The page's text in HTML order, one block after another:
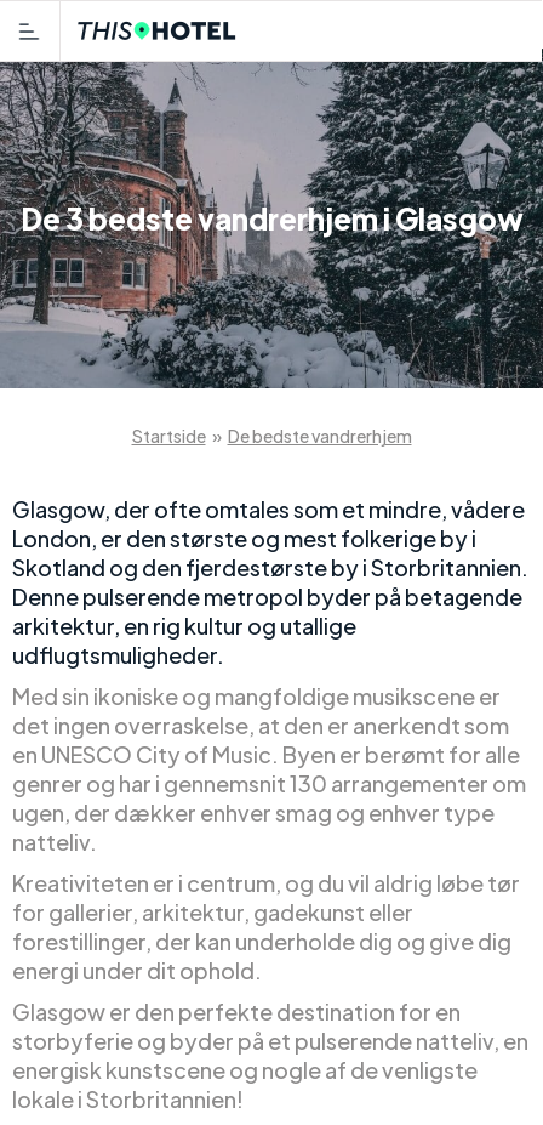
De 3 bedste vandrerhjem i Glasgow
Startside » De bedste vandrerhjem
Glasgow, der ofte omtales som et mindre, vådere
London, er den største og mest folkerige by i
Skotland og den fjerdestørste by i Storbritannien.
Denne pulserende metropol byder på betagende
arkitektur, en rig kultur og utallige
udflugtsmuligheder.
Med sin ikoniske og mangfoldige musikscene er
det ingen overraskelse, at den er anerkendt som
en UNESCO City of Music. Byen er berømt for alle
genrer og har i gennemsnit 130 arrangementer om
ugen, der dækker enhver smag og enhver type
natteliv.
Kreativiteten er i centrum, og du vil aldrig løbe tør
for gallerier, arkitektur, gadekunst eller
forestillinger, der kan underholde dig og give dig
energi under dit ophold.
Glasgow er den perfekte destination for en
storbyferie og byder på et pulserende natteliv, en
energisk kunstscene og nogle af de venligste
lokale i Storbritannien!